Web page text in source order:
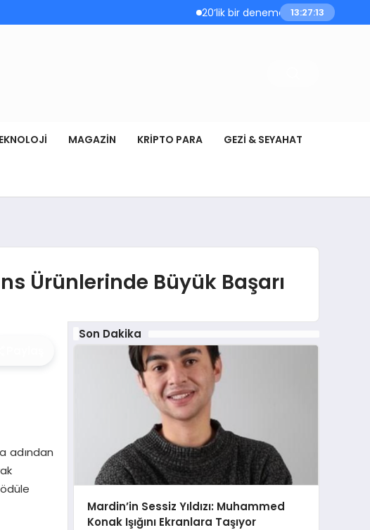
20’lik bir deneme olsun istersen bize
13:27:14
MAGAZIN KRIPTO PARA GEZI & SEYAHAT
Ürünlerinde Büyük Başarı
adından
Son Dakika
Mardin’in Sessiz Yıldızı: Muhammed
Konak Işığını Ekranlara Taşıyor